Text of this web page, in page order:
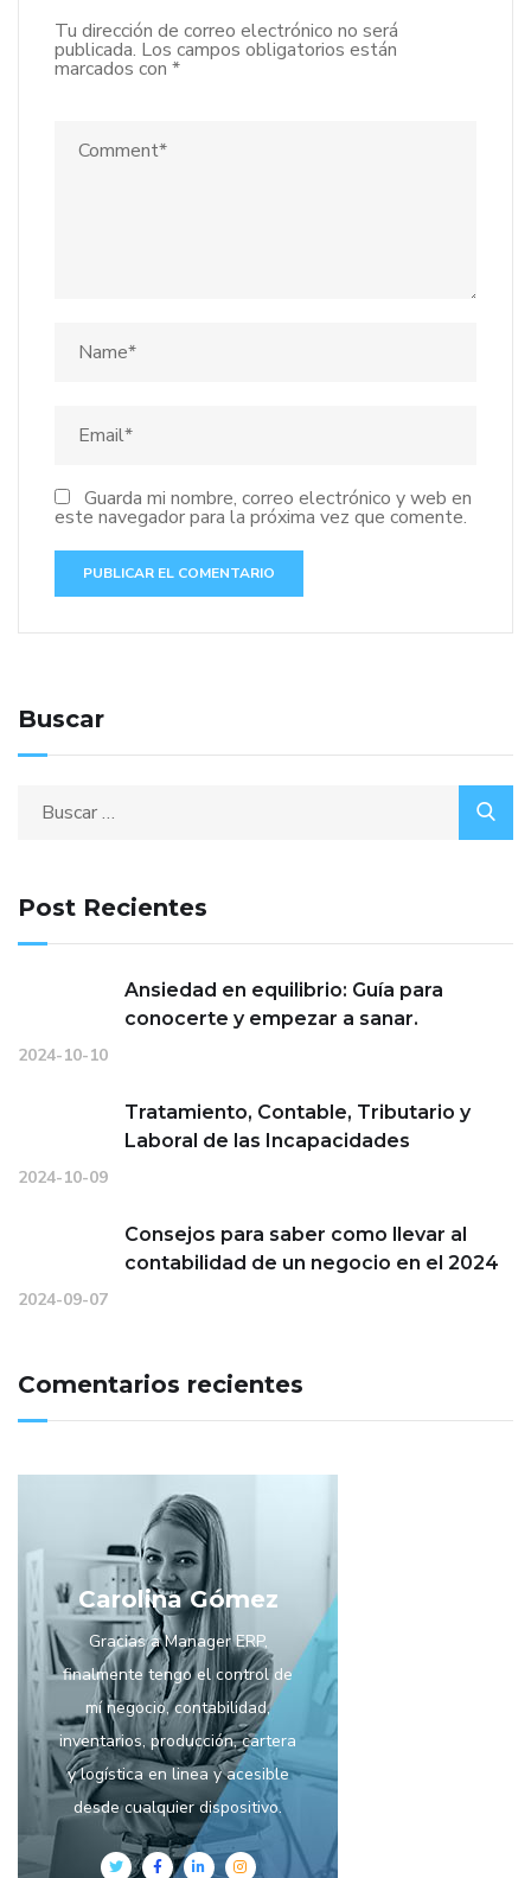
Tu dirección de correo electrónico no será
publicada. Los campos obligatorios están
marcados con *
Guarda mi nombre, correo electrónico y web en
este navegador para la próxima vez que comente.
Buscar
Post Recientes
Ansiedad en equilibrio: Guía para
conocerte y empezar a sanar.
2024-10-10
Tratamiento, Contable, Tributario y
Laboral de las Incapacidades
2024-10-09
Consejos para saber como llevar al
contabilidad de un negocio en el 2024
2024-09-07
Comentarios recientes
Carolina Gómez
Gracias a Manager ERP,
finalmente tengo el control de
mí negocio, contabilidad,
inventarios, producción, cartera
y logística en linea y acesible
desde cualquier dispositivo.